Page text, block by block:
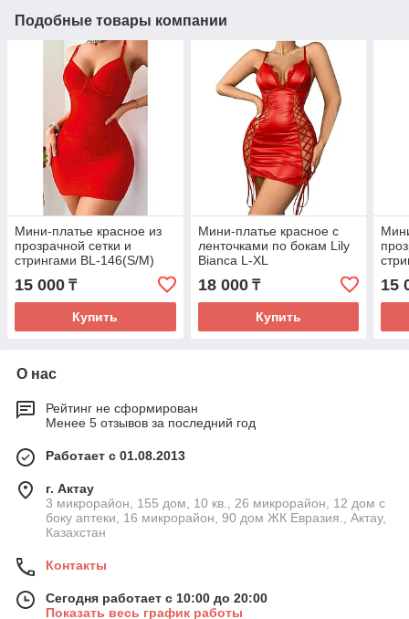
Подобные товары компании
Мини-платье красное из
прозрачной сетки и
стрингами BL-146(S/M)
Lily Bianca
15 000 ₸
Купить
Мини-платье красное с
ленточками по бокам Lily
Bianca L-XL
18 000₸
Купить
15
О нас
Рейтинг не сформирован
Менее 5 отзывов за последний год
Работает с 01.08.2013
г. Актау
3 микрорайон, 155 дом, 10 кв., 26 микрорайон, 12 дом с
боку аптеки, 16 микрорайон, 90 дом ЖК Евразия., Актау,
Казахстан
Контакты
Сегодня работает с 10:00 до 20:00
Показать весь график работы